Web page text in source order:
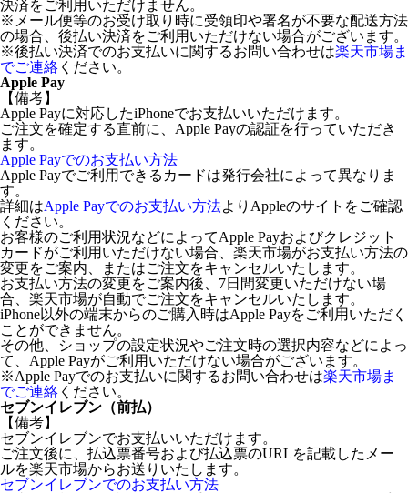
決済をご利用いただけません。
※メール便等のお受け取り時に受領印や署名が不要な配送方法
の場合、後払い決済をご利用いただけない場合がございます。
※後払い決済でのお支払いに関するお問い合わせは楽天市場ま
でご連絡 ください。
Apple Pay
【備考】
Apple Payに対応したiPhoneでお支払いいただけます。
ご注文を確定する直前に、Apple Payの認証を行っていただき
ます。
Apple Payでのお支払い方法
Apple Payでご利用できるカードは発行会社によって異なりま
す。
詳細はApple Payでのお支払い方法よりAppleのサイトをご確認
ください。
お客様のご利用状況などによってApple Payおよびクレジット
カードがご利用いただけない場合、楽天市場がお支払い方法の
変更をご案内、またはご注文をキャンセルいたします。
お支払い方法の変更をご案内後、7日間変更いただけない場
合、楽天市場が自動でご注文をキャンセルいたします。
iPhone以外の端末からのご購入時はApple Payをご利用いただく
ことができません。
その他、ショップの設定状況やご注文時の選択内容などによっ
て、Apple Payがご利用いただけない場合がございます。
※Apple Payでのお支払いに関するお問い合わせは楽天市場ま
でご連絡 ください。
セブンイレブン（前払）
【備考】
セブンイレブンでお支払いいただけます。
ご注文後に、払込票番号および払込票のURLを記載したメー
ルを楽天市場からお送りいたします。
セブンイレブンでのお支払い方法